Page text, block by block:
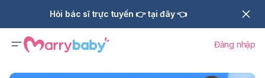
Hỏi bác sĩ trực tuyến 👉 tại đây 👈
Đăng nhập